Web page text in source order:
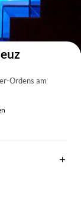
Ordens am